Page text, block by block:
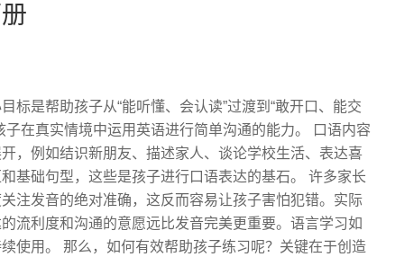
标是帮助孩子从“能听懂、会认读”过渡到“敢开口、能交
子在真实情境中运用英语进行简单沟通的能力。 口语内容
，例如结识新朋友、描述家人、谈论学校生活、表达喜
基础句型，这些是孩子进行口语表达的基石。 许多家长
注发音的绝对准确，这反而容易让孩子害怕犯错。实际
流利度和沟通的意愿远比发音完美更重要。语言学习如
使用。 那么，如何有效帮助孩子练习呢？关键在于创造